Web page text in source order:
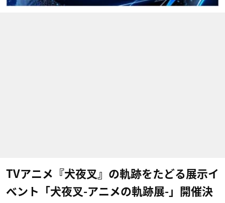
TVアニメ『犬夜叉』の軌跡をたどる展示イ
ベント「犬夜叉-アニメの軌跡展-」開催決